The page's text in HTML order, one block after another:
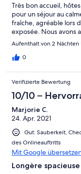
Très bon accueil,
pour un séjour au
fraîche, agréable lors
exposée. Nous avons
Aufenthalt von 2
0
Verifizierte Bewertung
10/10 –
Marjorie C.
24. Apr. 2021
Gut: Sauberkeit,
des Onlineauftritts
Mit Google
Longère